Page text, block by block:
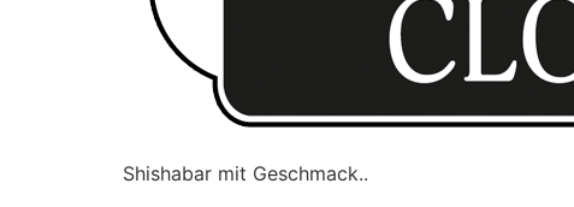
Shishabar mit Geschmack..